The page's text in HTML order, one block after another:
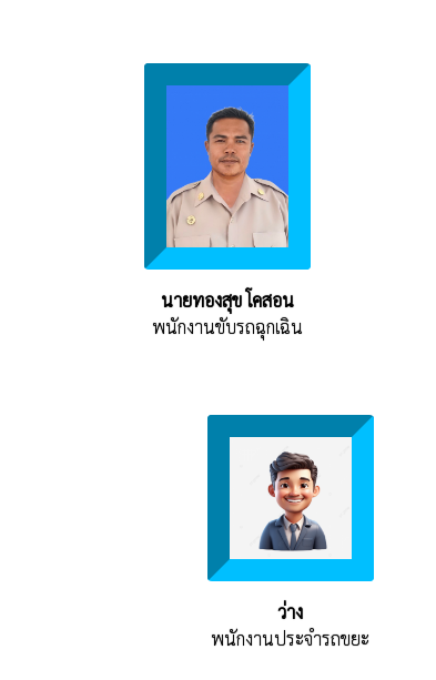
นายทองสุข โคสอน
พนักงานขับรถฉุกเฉิน
ว่าง
พนักงานประจำรถขยะ